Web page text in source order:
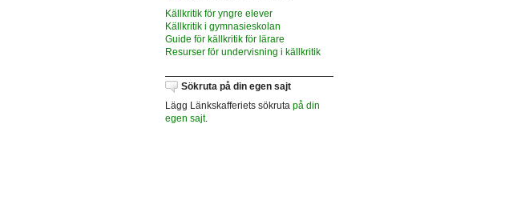
Källkritik för yngre elever
Källkritik i gymnasieskolan
Guide för källkritik för lärare
Resurser för undervisning i källkritik
Sökruta på din egen sajt
Lägg Länkskafferiets sökruta på din
egen sajt.